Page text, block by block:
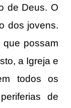
de Deus. O
dos jovens.
que possam
a Igreja e
todos os
de